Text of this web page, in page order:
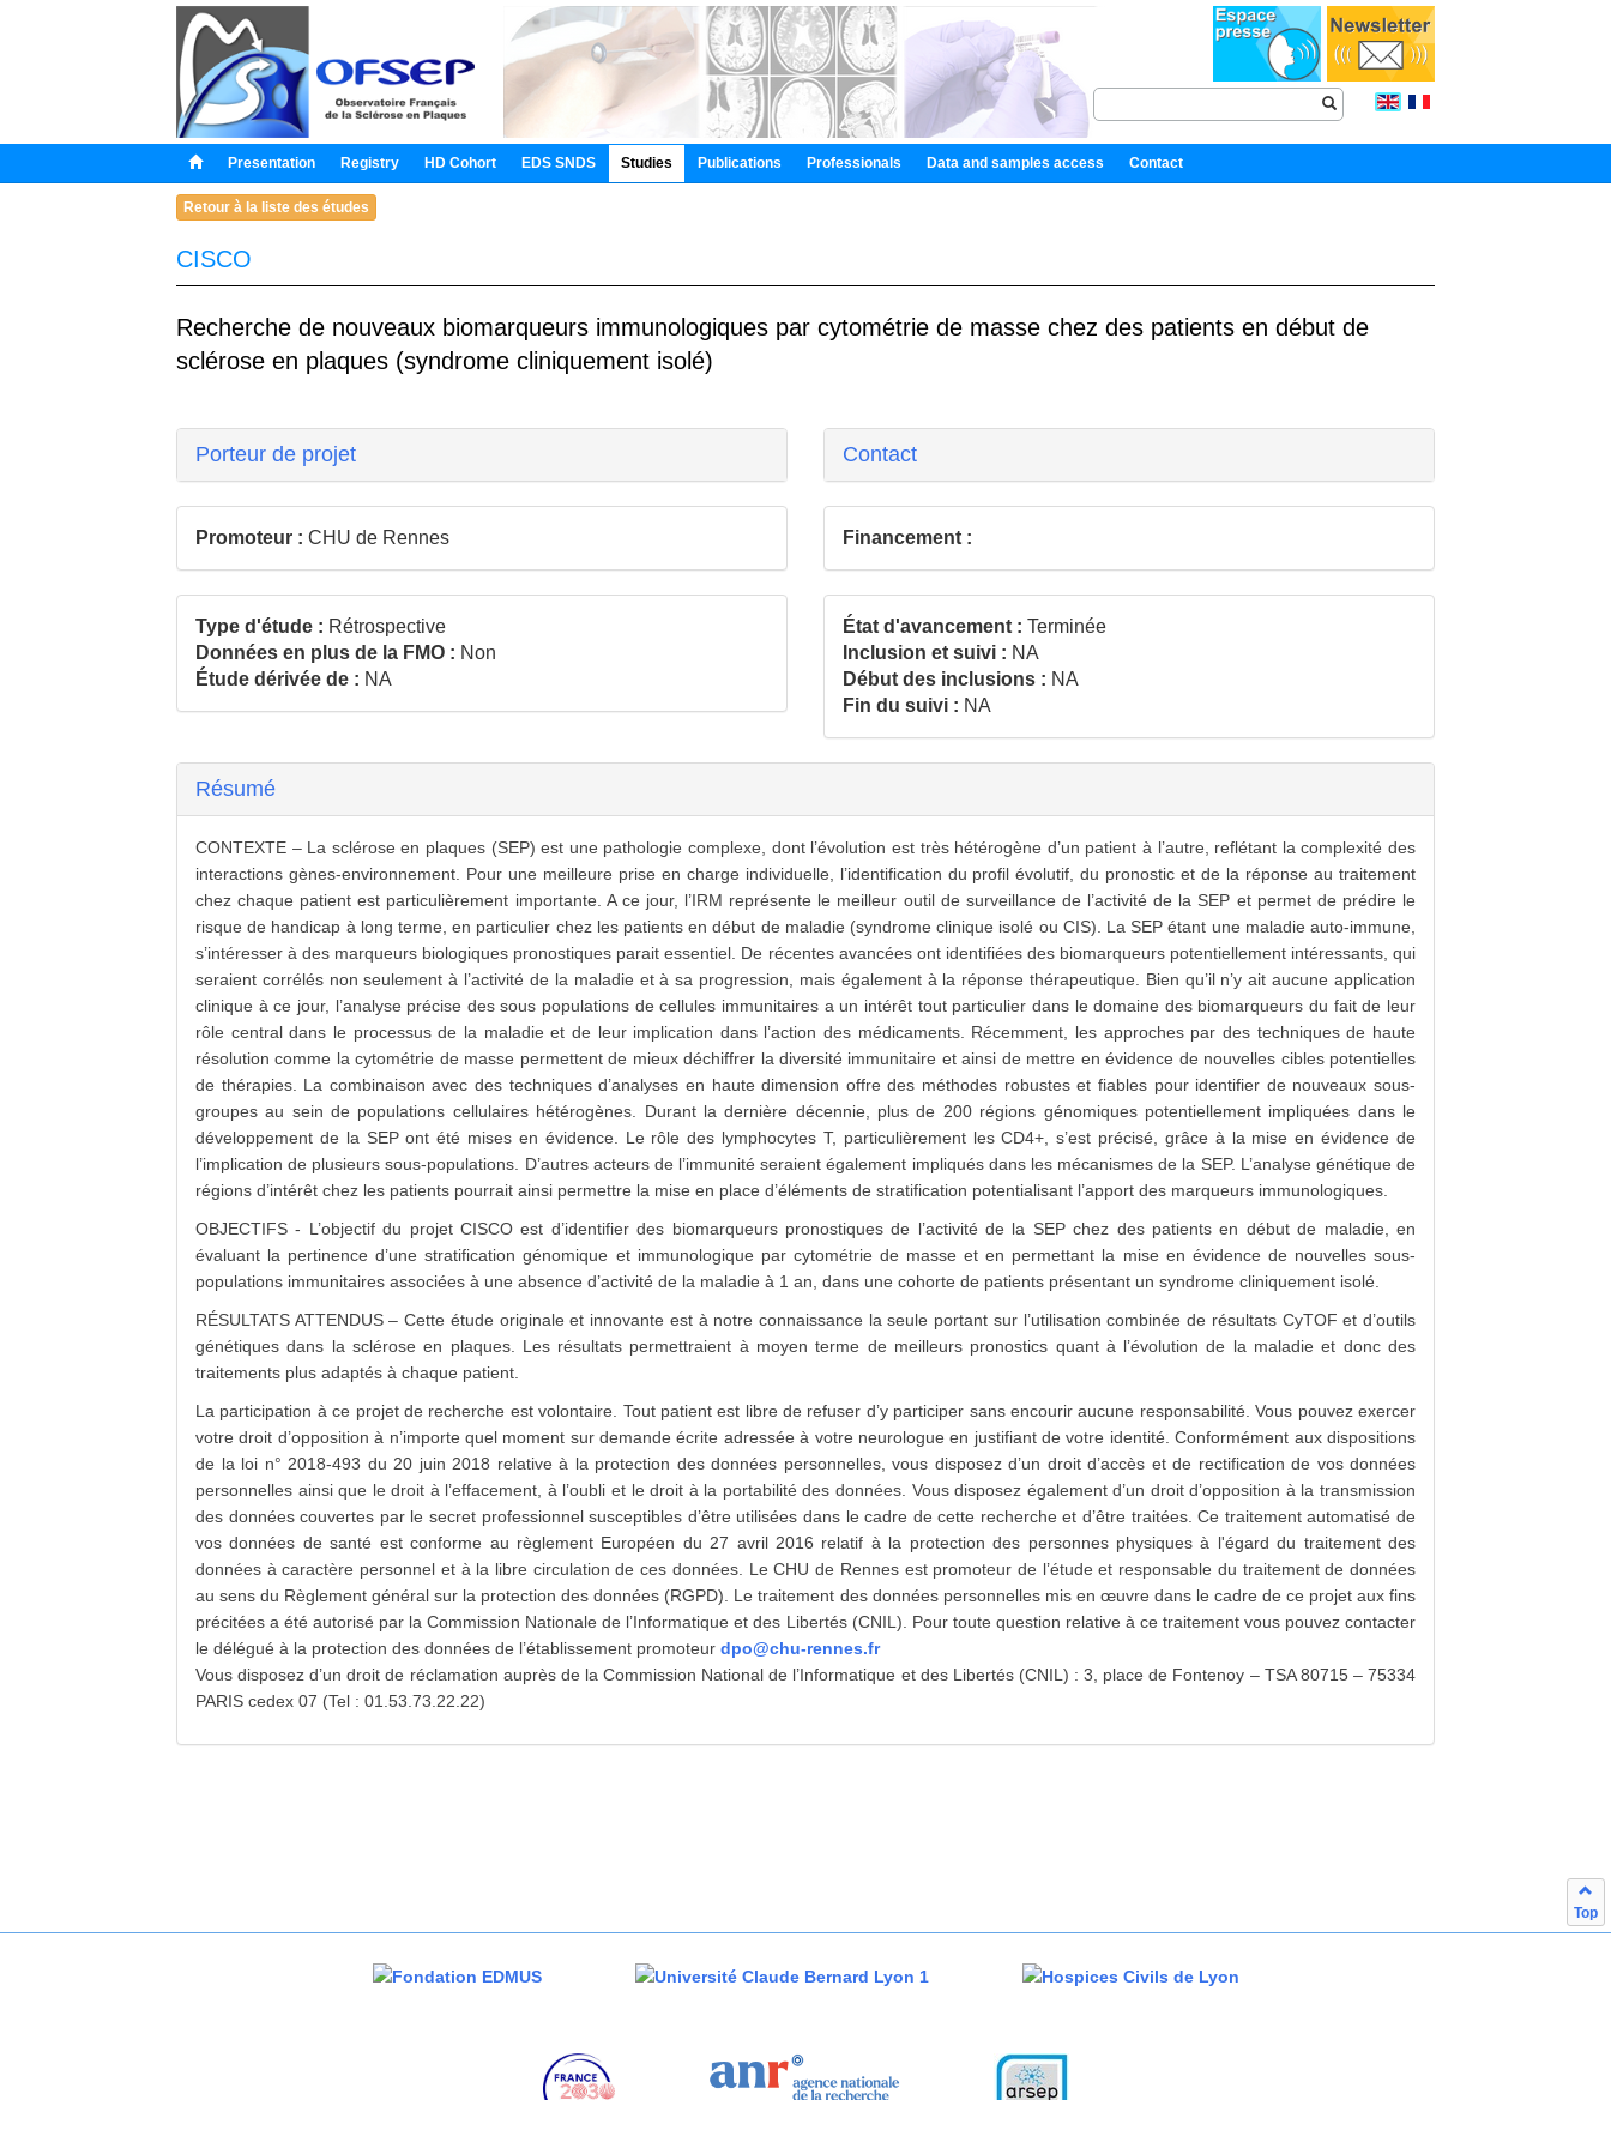
Presentation Registry HD Cohort EDS SNDS Studies Publications Professionals Data and samples access Contact
Retour à la liste des études
CISCO
Recherche de nouveaux biomarqueurs immunologiques par cytométrie de masse chez des patients en début de
sclérose en plaques (syndrome cliniquement isolé)
Porteur de projet Contact
Promoteur : CHU de Rennes Financement :
Type d'étude : Rétrospective
Données en plus de la FMO : Non
Étude dérivée de : NA
État d'avancement : Terminée
Inclusion et suivi : NA
Début des inclusions : NA
Fin du suivi : NA
Résumé
CONTEXTE – La sclérose en plaques (SEP) est une pathologie complexe, dont l’évolution est très hétérogène d’un patient à l’autre, reflétant la complexité des
interactions gènes-environnement. Pour une meilleure prise en charge individuelle, l’identification du profil évolutif, du pronostic et de la réponse au traitement
chez chaque patient est particulièrement importante. A ce jour, l’IRM représente le meilleur outil de surveillance de l’activité de la SEP et permet de prédire le
risque de handicap à long terme, en particulier chez les patients en début de maladie (syndrome clinique isolé ou CIS). La SEP étant une maladie auto-immune,
s’intéresser à des marqueurs biologiques pronostiques parait essentiel. De récentes avancées ont identifiées des biomarqueurs potentiellement intéressants, qui
seraient corrélés non seulement à l’activité de la maladie et à sa progression, mais également à la réponse thérapeutique. Bien qu’il n’y ait aucune application
clinique à ce jour, l’analyse précise des sous populations de cellules immunitaires a un intérêt tout particulier dans le domaine des biomarqueurs du fait de leur
rôle central dans le processus de la maladie et de leur implication dans l’action des médicaments. Récemment, les approches par des techniques de haute
résolution comme la cytométrie de masse permettent de mieux déchiffrer la diversité immunitaire et ainsi de mettre en évidence de nouvelles cibles potentielles
de thérapies. La combinaison avec des techniques d’analyses en haute dimension offre des méthodes robustes et fiables pour identifier de nouveaux sous-
groupes au sein de populations cellulaires hétérogènes. Durant la dernière décennie, plus de 200 régions génomiques potentiellement impliquées dans le
développement de la SEP ont été mises en évidence. Le rôle des lymphocytes T, particulièrement les CD4+, s’est précisé, grâce à la mise en évidence de
l’implication de plusieurs sous-populations. D’autres acteurs de l’immunité seraient également impliqués dans les mécanismes de la SEP. L’analyse génétique de
régions d’intérêt chez les patients pourrait ainsi permettre la mise en place d’éléments de stratification potentialisant l’apport des marqueurs immunologiques.
OBJECTIFS - L’objectif du projet CISCO est d’identifier des biomarqueurs pronostiques de l’activité de la SEP chez des patients en début de maladie, en
évaluant la pertinence d’une stratification génomique et immunologique par cytométrie de masse et en permettant la mise en évidence de nouvelles sous-
populations immunitaires associées à une absence d’activité de la maladie à 1 an, dans une cohorte de patients présentant un syndrome cliniquement isolé.
RÉSULTATS ATTENDUS – Cette étude originale et innovante est à notre connaissance la seule portant sur l’utilisation combinée de résultats CyTOF et d’outils
génétiques dans la sclérose en plaques. Les résultats permettraient à moyen terme de meilleurs pronostics quant à l’évolution de la maladie et donc des
traitements plus adaptés à chaque patient.
La participation à ce projet de recherche est volontaire. Tout patient est libre de refuser d’y participer sans encourir aucune responsabilité. Vous pouvez exercer
votre droit d’opposition à n’importe quel moment sur demande écrite adressée à votre neurologue en justifiant de votre identité. Conformément aux dispositions
de la loi n° 2018-493 du 20 juin 2018 relative à la protection des données personnelles, vous disposez d’un droit d’accès et de rectification de vos données
personnelles ainsi que le droit à l’effacement, à l’oubli et le droit à la portabilité des données. Vous disposez également d’un droit d’opposition à la transmission
des données couvertes par le secret professionnel susceptibles d’être utilisées dans le cadre de cette recherche et d’être traitées. Ce traitement automatisé de
vos données de santé est conforme au règlement Européen du 27 avril 2016 relatif à la protection des personnes physiques à l'égard du traitement des
données à caractère personnel et à la libre circulation de ces données. Le CHU de Rennes est promoteur de l’étude et responsable du traitement de données
au sens du Règlement général sur la protection des données (RGPD). Le traitement des données personnelles mis en œuvre dans le cadre de ce projet aux fins
précitées a été autorisé par la Commission Nationale de l’Informatique et des Libertés (CNIL). Pour toute question relative à ce traitement vous pouvez contacter
le délégué à la protection des données de l’établissement promoteur dpo@chu-rennes.fr
Vous disposez d’un droit de réclamation auprès de la Commission National de l’Informatique et des Libertés (CNIL) : 3, place de Fontenoy – TSA 80715 – 75334
PARIS cedex 07 (Tel : 01.53.73.22.22)
Top